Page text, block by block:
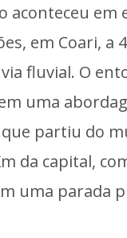
aconteceu em
em Coari, a
fluvial. O
uma
partiu do
da capital,
uma parada